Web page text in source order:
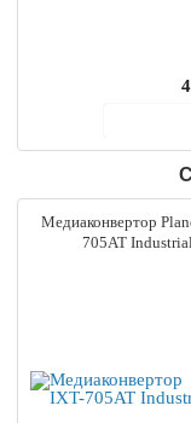
Медиаконвертор
705AT Industrial